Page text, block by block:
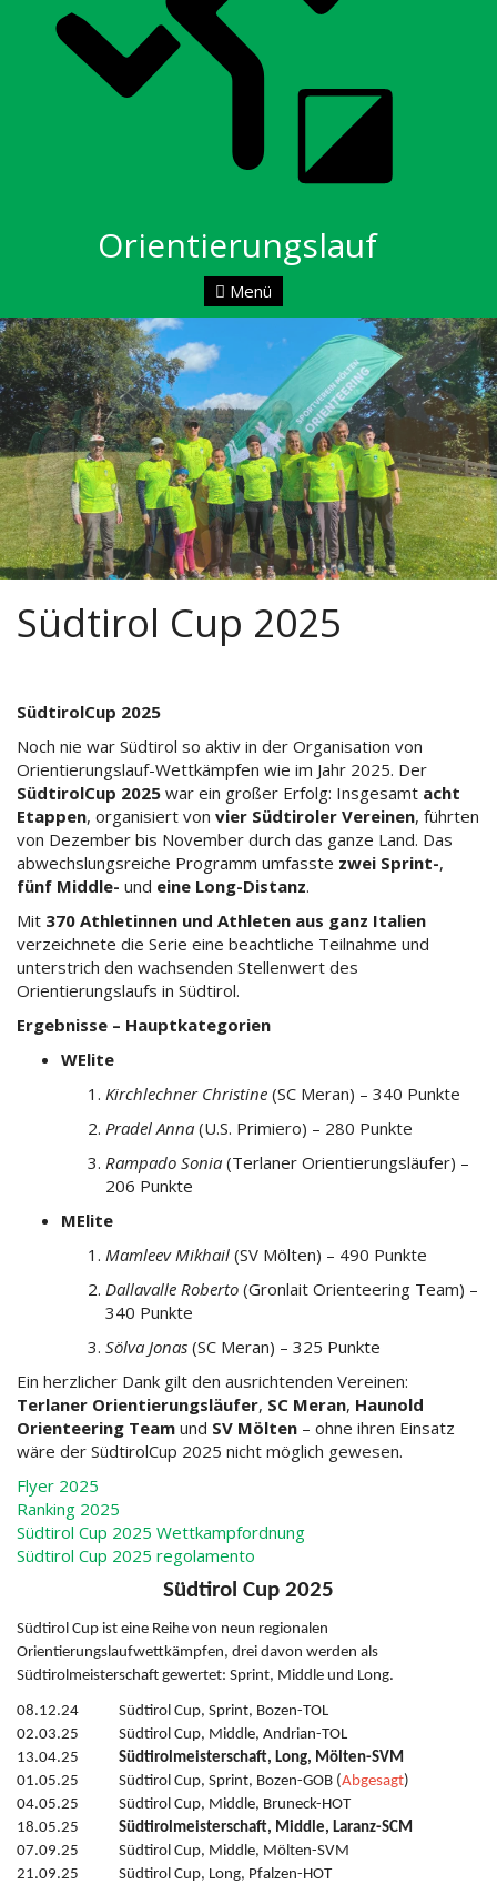
Orientierungslauf
Menü
Südtirol Cup 2025
SüdtirolCup 2025
Noch nie war Südtirol so aktiv in der Organisation von
Orientierungslauf-Wettkämpfen wie im Jahr 2025. Der
SüdtirolCup 2025 war ein großer Erfolg: Insgesamt acht
Etappen, organisiert von vier Südtiroler Vereinen, führten
von Dezember bis November durch das ganze Land. Das
abwechslungsreiche Programm umfasste zwei Sprint-,
fünf Middle- und eine Long-Distanz.
Mit 370 Athletinnen und Athleten aus ganz Italien
verzeichnete die Serie eine beachtliche Teilnahme und
unterstrich den wachsenden Stellenwert des
Orientierungslaufs in Südtirol.
Ergebnisse – Hauptkategorien
WElite
Kirchlechner Christine (SC Meran) – 340 Punkte
Pradel Anna (U.S. Primiero) – 280 Punkte
Rampado Sonia (Terlaner Orientierungsläufer) –
206 Punkte
MElite
Mamleev Mikhail (SV Mölten) – 490 Punkte
Dallavalle Roberto (Gronlait Orienteering Team) –
340 Punkte
Sölva Jonas (SC Meran) – 325 Punkte
Ein herzlicher Dank gilt den ausrichtenden Vereinen:
Terlaner Orientierungsläufer, SC Meran, Haunold
Orienteering Team und SV Mölten – ohne ihren Einsatz
wäre der SüdtirolCup 2025 nicht möglich gewesen.
Flyer 2025
Ranking 2025
Südtirol Cup 2025 Wettkampfordnung
Südtirol Cup 2025 regolamento
Südtirol Cup 2025
Südtirol Cup ist eine Reihe von neun regionalen
Orientierungslaufwettkämpfen, drei davon werden als
Südtirolmeisterschaft gewertet: Sprint, Middle und Long.
08.12.24 Südtirol Cup, Sprint, Bozen-TOL
02.03.25 Südtirol Cup, Middle, Andrian-TOL
13.04.25 Südtirolmeisterschaft, Long, Mölten-SVM
01.05.25 Südtirol Cup, Sprint, Bozen-GOB (Abgesagt)
04.05.25 Südtirol Cup, Middle, Bruneck-HOT
18.05.25 Südtirolmeisterschaft, Middle, Laranz-SCM
07.09.25 Südtirol Cup, Middle, Mölten-SVM
21.09.25 Südtirol Cup, Long, Pfalzen-HOT